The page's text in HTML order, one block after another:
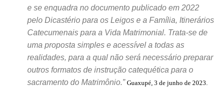
e se enquadra no documento publicado em 2022
pelo Dicastério para os Leigos e a Família, Itinerários
Catecumenais para a Vida Matrimonial. Trata-se de
uma proposta simples e acessível a todas as
realidades, para a qual não será necessário preparar
outros formatos de instrução catequética para o
sacramento do Matrimônio.” Guaxupé, 3 de junho de 2023.